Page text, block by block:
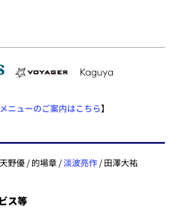
ニューのご案内はこちら】
野優 / 的場章 /淡波亮作 / 田澤大祐
ス等